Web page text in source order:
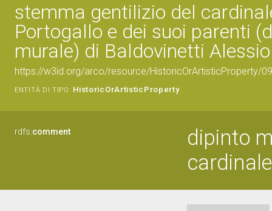
stemma gentilizio del
Portogallo e dei suoi parenti
murale) di Baldovinetti
https://w3id.org/arco/resource/HistoricOrArtisticProperty/
ENTITÀ DI TIPO: HistoricOrArtisticProperty
rdfs:comment
dipinto